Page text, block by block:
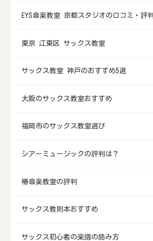
EYS音楽教室 京都スタジオの口コミ・評判
東京 江東区 サックス教室
サックス教室 神戸のおすすめ5選
大阪のサックス教室おすすめ
福岡市のサックス教室選び
シアーミュージックの評判は？
椿音楽教室の評判
サックス教則本おすすめ
サックス初心者の楽譜の読み方